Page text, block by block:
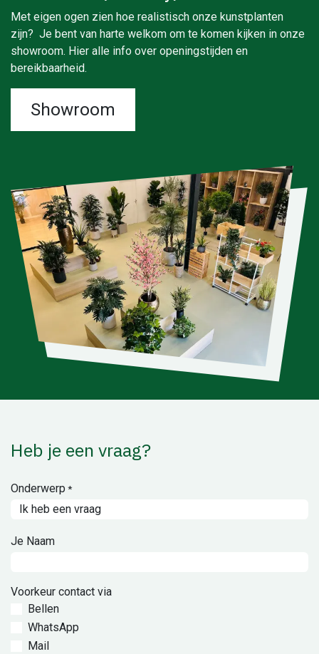
Met eigen ogen zien hoe realistisch onze kunstplanten
zijn? Je bent van harte welkom om te komen kijken in onze
showroom. Hier alle info over openingstijden en
bereikbaarheid.
Showroom
Heb je een vraag?
Onderwerp *
Je Naam
Voorkeur contact via
Bellen
WhatsApp
Mail